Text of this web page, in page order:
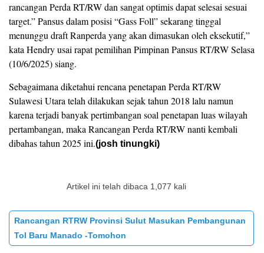
rancangan Perda RT/RW dan sangat optimis dapat selesai sesuai
target.” Pansus dalam posisi “Gass Foll” sekarang tinggal
menunggu draft Ranperda yang akan dimasukan oleh eksekutif,”
kata Hendry usai rapat pemilihan Pimpinan Pansus RT/RW Selasa
(10/6/2025) siang.
Sebagaimana diketahui rencana penetapan Perda RT/RW
Sulawesi Utara telah dilakukan sejak tahun 2018 lalu namun
karena terjadi banyak pertimbangan soal penetapan luas wilayah
pertambangan, maka Rancangan Perda RT/RW nanti kembali
dibahas tahun 2025 ini.(josh tinungki)
Artikel ini telah dibaca 1,077 kali
Rancangan RTRW Provinsi Sulut Masukan Pembangunan
Tol Baru Manado -Tomohon